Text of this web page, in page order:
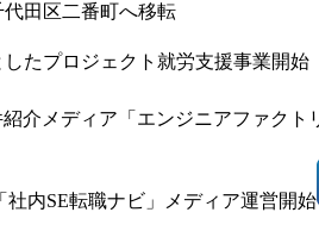
田区二番町へ移転
たプロジェクト就労支援事業開始
介メディア「エンジニアファクト
内SE転職ナビ」メディア運営開始